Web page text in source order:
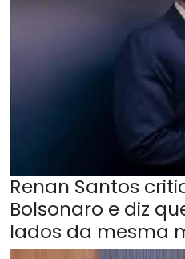
Renan Santos
Bolsonaro e diz
lados da mesma